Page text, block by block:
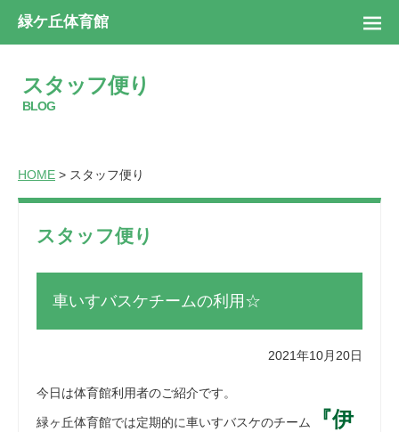
緑ケ丘体育館
スタッフ便り
BLOG
HOME > スタッフ便り
スタッフ便り
車いすバスケチームの利用☆
2021年10月20日
今日は体育館利用者のご紹介です。
緑ヶ丘体育館では定期的に車いすバスケのチーム
『伊